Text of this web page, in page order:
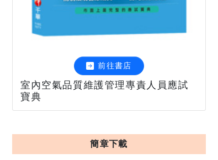
前往書店
室內空氣品質維護管理專責人員應試
寶典
簡章下載